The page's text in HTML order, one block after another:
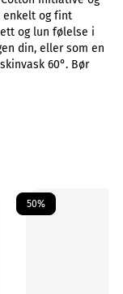
enkelt og fint
og lun følelse i
din, eller som en
60°. Bør
50%